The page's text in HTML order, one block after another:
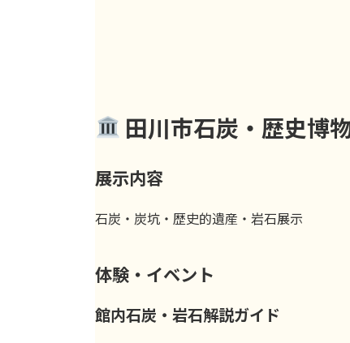
田川市石炭・歴史博
展示内容
石炭・炭坑・歴史的遺産・岩石展示
体験・イベント
館内石炭・岩石解説ガイド